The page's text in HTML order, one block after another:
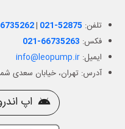
تلفن: | 021-52875
فکس: 021-66735263
ایمیل:info@leopump.ir
آدرس: تهران، خیابان سعدی
اپ